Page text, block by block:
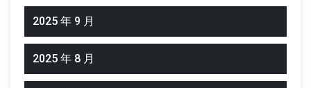
2025 年 9 月
2025 年 8 月